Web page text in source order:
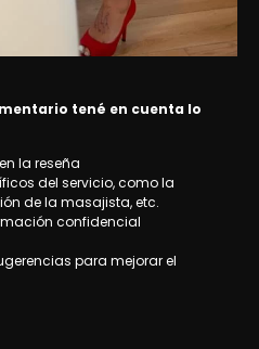
tené en cuenta lo
la reseña
del servicio, como la
de la masajista, etc.
confidencial
para mejorar el